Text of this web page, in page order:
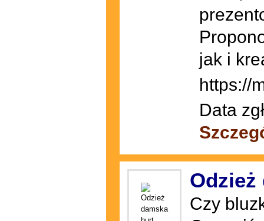
jak i
https://
Data
Odzież
Czy